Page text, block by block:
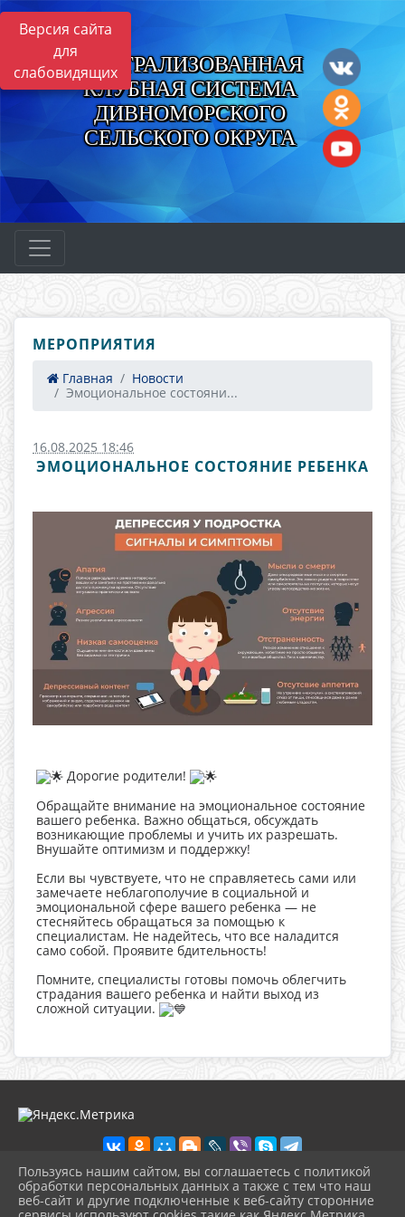
Версия сайта
для
слабовидящихЦЕНТРАЛИЗОВАННАЯ
КЛУБНАЯ СИСТЕМА
ДИВНОМОРСКОГО
СЕЛЬСКОГО ОКРУГА
МЕРОПРИЯТИЯ
Главная
Новости
Эмоциональное состояни...
16.08.2025 18:46
ЭМОЦИОНАЛЬНОЕ СОСТОЯНИЕ РЕБЕНКА
Дорогие родители!
Обращайте внимание на эмоциональное состояние
вашего ребенка. Важно общаться, обсуждать
возникающие проблемы и учить их разрешать.
Внушайте оптимизм и поддержку!
Если вы чувствуете, что не справляетесь сами или
замечаете неблагополучие в социальной и
эмоциональной сфере вашего ребенка — не
стесняйтесь обращаться за помощью к
специалистам. Не надейтесь, что все наладится
само собой. Проявите бдительность!
Помните, специалисты готовы помочь облегчить
страдания вашего ребенка и найти выход из
сложной ситуации.
2026 г. dkdiv.gelendzhik-kult.ru
Пользуясь нашим сайтом, вы соглашаетесь с политикой
обработки персональных данных а также с тем что наш
веб-сайт и другие подключенные к веб-сайту сторонние